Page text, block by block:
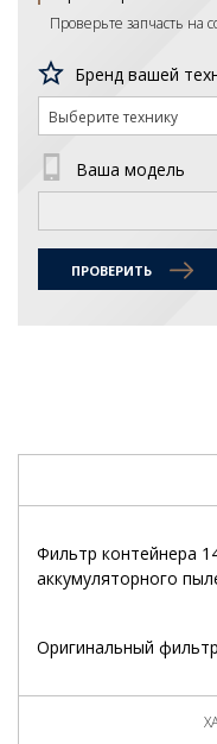
Проверьте запчасть на
Бренд вашей
Выберите технику
Ваша модель
ПРОВЕРИТЬ
Фильтр контейнера
аккумуляторного
Оригинальный